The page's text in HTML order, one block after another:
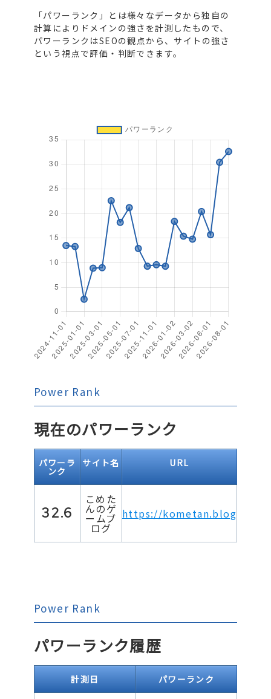
「パワーランク」とは様々なデータから独自の
計算によりドメインの強さを計測したもので、
パワーランクはSEOの観点から、サイトの強さ
という視点で評価・判断できます。
Power Rank
現在のパワーランク
パワーラ
ンク
サイト名 URL
32.6
こめた
んのゲ
ームブ
ログ
https://kometan.blog
Power Rank
パワーランク履歴
計測日 パワーランク